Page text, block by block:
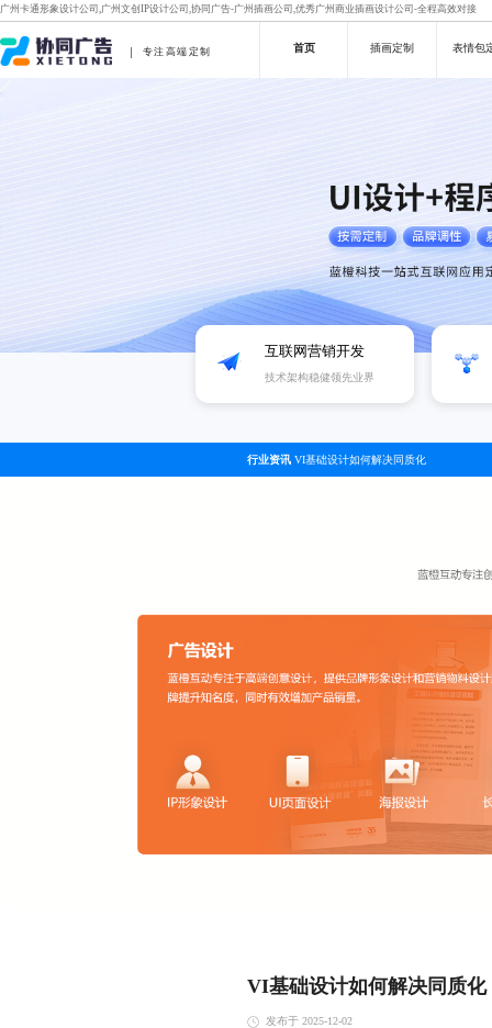
广州卡通形象设计公司,广州文创IP设计公司,协同广告-广州插画公司,优秀广州商业插画设计公司-全程高效对接
专注高端定制 首页 插画定制 表情包
互联网营销开发
技术架构稳健领先业界
行业资讯 VI基础设计如何解决同质化
VI基础设计如何解决同质化
发布于 2025-12-02